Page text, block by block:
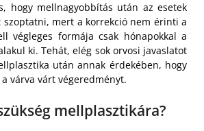
hogy mellnagyobbítás után az esetek
szoptatni, mert a korrekció nem érinti a
végleges formája csak hónapokkal a
ki. Tehát, elég sok orvosi javaslatot
után annak érdekében, hogy
várva várt végeredményt.
mellplasztikára?